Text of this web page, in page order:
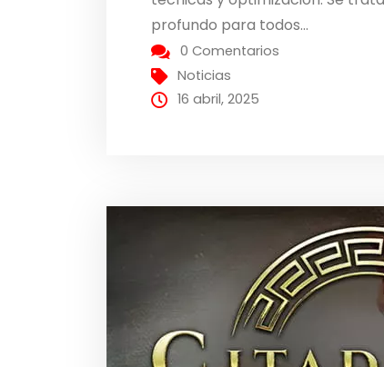
profundo para todos...
0 Comentarios
Noticias
16 abril, 2025